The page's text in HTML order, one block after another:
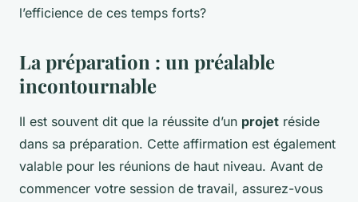
l’efficience de ces temps forts?
La préparation : un préalable
incontournable
Il est souvent dit que la réussite d’un projet réside
dans sa préparation. Cette affirmation est également
valable pour les réunions de haut niveau. Avant de
commencer votre session de travail, assurez-vous